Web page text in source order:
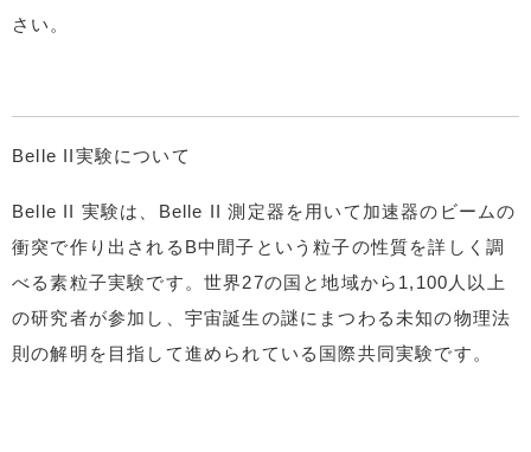
さい。
Belle II実験について
Belle II 実験は、Belle II 測定器を用いて加速器のビームの
衝突で作り出されるB中間子という粒子の性質を詳しく調
べる素粒子実験です。世界27の国と地域から1,100人以上
の研究者が参加し、宇宙誕生の謎にまつわる未知の物理法
則の解明を目指して進められている国際共同実験です。